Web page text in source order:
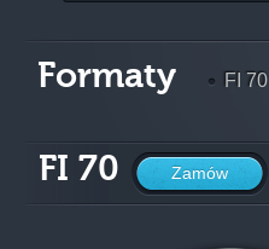
Formaty FI 70
FI 70 Zamów